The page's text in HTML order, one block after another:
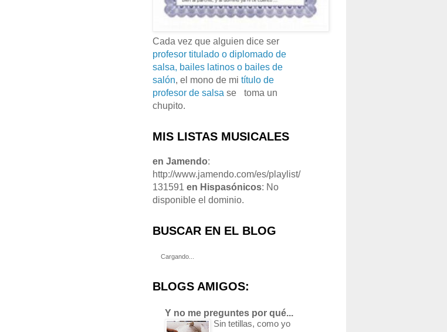
Cada vez que alguien dice ser
profesor titulado o diplomado de
salsa, bailes latinos o bailes de
salón, el mono de mi título de
profesor de salsa se
toma un
chupito.
MIS LISTAS MUSICALES
en Jamendo:
http://www.jamendo.com/es/playlist/
131591 en Hispasónicos: No
disponible el dominio.
BUSCAR EN EL BLOG
Cargando...
BLOGS AMIGOS:
Y no me preguntes por qué...
Sin tetillas, como yo